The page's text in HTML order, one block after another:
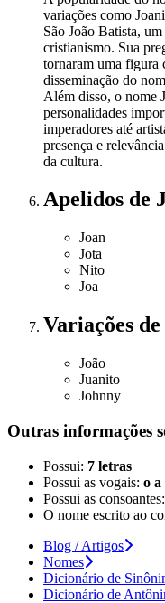
variações como
São João Batista,
cristianismo. Sua
tornaram uma figura
disseminação do
Além disso, o nome
personalidades
imperadores até
presença e
da cultura.
Apelidos de
Joan
Jota
Nito
Joa
Variações
João
Juanito
Johnny
Outras informações
Possui: 7 letras
Possui as vogais: o a
Possui as consoantes:
O nome escrito ao
Blog / Artigos
Nomes
Dicionário de
Dicionário de